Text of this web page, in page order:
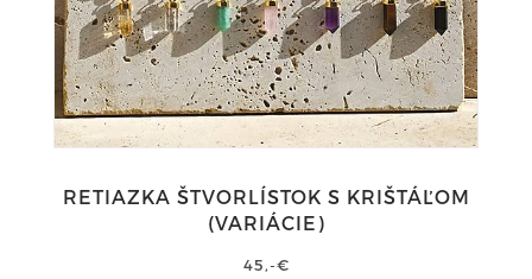
RETIAZKA ŠTVORLÍSTOK S KRIŠTÁĽOM
(VARIÁCIE)
45,-€